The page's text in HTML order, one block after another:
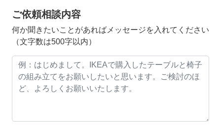
ご依頼相談内容
何か聞きたいことがあればメッセージを入れてください
（文字数は500字以内）